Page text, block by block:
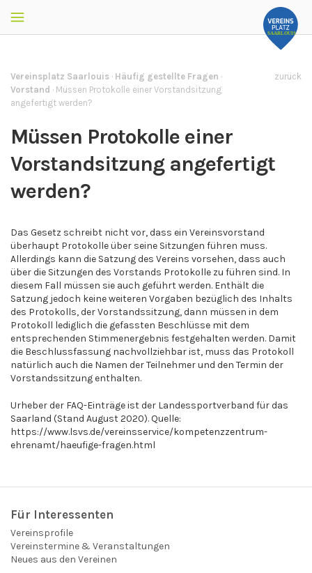
Vereinsplatz Saarlouis · Häufig gestellte Fragen ·
Vorstand · Müssen Protokolle einer Vorstandsitzung
angefertigt werden?
zurück
Müssen Protokolle einer
Vorstandsitzung angefertigt
werden?
Das Gesetz schreibt nicht vor, dass ein Vereinsvorstand
überhaupt Protokolle über seine Sitzungen führen muss.
Allerdings kann die Satzung des Vereins vorsehen, dass auch
über die Sitzungen des Vorstands Protokolle zu führen sind. In
diesem Fall müssen sie auch geführt werden. Enthält die
Satzung jedoch keine weiteren Vorgaben bezüglich des Inhalts
des Protokolls, der Vorstandssitzung, dann müssen in dem
Protokoll lediglich die gefassten Beschlüsse mit dem
entsprechenden Stimmenergebnis festgehalten werden. Damit
die Beschlussfassung nachvollziehbar ist, muss das Protokoll
natürlich auch die Namen der Teilnehmer und den Termin der
Vorstandssitzung enthalten.
Urheber der FAQ-Einträge ist der Landessportverband für das
Saarland (Stand August 2020). Quelle:
https://www.lsvs.de/vereinsservice/kompetenzzentrum-
ehrenamt/haeufige-fragen.html
Für Interessenten
Vereinsprofile
Vereinstermine & Veranstaltungen
Neues aus den Vereinen